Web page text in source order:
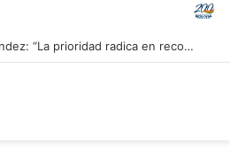
CAC 2026: Venezolano Ricardo Montes de Oca conquista Oro en salto con pértiga